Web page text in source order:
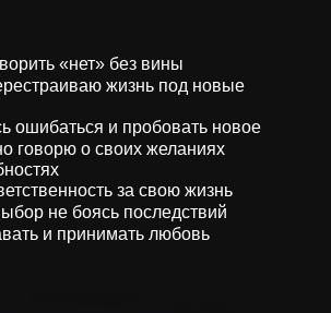
«нет» без вины
жизнь под новые
ошибаться и пробовать новое
говорю о своих желаниях
за свою жизнь
не боясь последствий
и принимать любовь